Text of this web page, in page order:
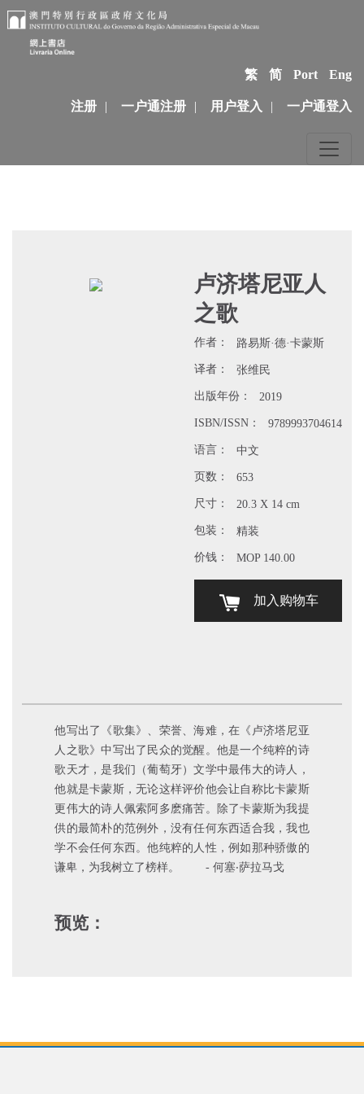
繁 简 Port Eng
注册 | 一户通注册 | 用户登入 | 一户通登入
卢济塔尼亚人
之歌
作者： 路易斯·德·卡蒙斯
译者： 张维民
出版年份： 2019
ISBN/ISSN： 9789993704614
语言： 中文
页数： 653
尺寸： 20.3 X 14 cm
包装： 精装
价钱： MOP 140.00
加入购物车
他写出了《歌集》、荣誉、海难，在《卢济塔尼亚
人之歌》中写出了民众的觉醒。他是一个纯粹的诗
歌天才，是我们（葡萄牙）文学中最伟大的诗人，
他就是卡蒙斯，无论这样评价他会让自称比卡蒙斯
更伟大的诗人佩索阿多麽痛苦。除了卡蒙斯为我提
供的最简朴的范例外，没有任何东西适合我，我也
学不会任何东西。他纯粹的人性，例如那种骄傲的
谦卑，为我树立了榜样。 - 何塞‧萨拉马戈
预览：